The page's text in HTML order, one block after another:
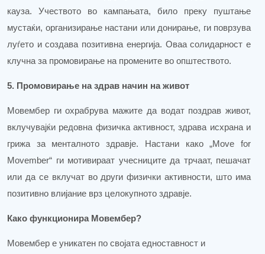
кауза. Учеството во кампањата, било преку пуштање
мустаќи, организирање настани или донирање, ги поврзува
луѓето и создава позитивна енергија. Оваа солидарност е
клучна за промовирање на промените во општеството.
5. Промовирање на здрав начин на живот
Мовембер ги охрабрува мажите да водат поздрав живот,
вклучувајќи редовна физичка активност, здрава исхрана и
грижа за менталното здравје. Настани како „Move
for
Movember“ ги мотивираат учесниците да трчаат, пешачат
или да се вклучат во други физички активности, што има
позитивно влијание врз целокупното здравје.
Како функционира Мовембер?
Мовембер е уникатен по својата едноставност и